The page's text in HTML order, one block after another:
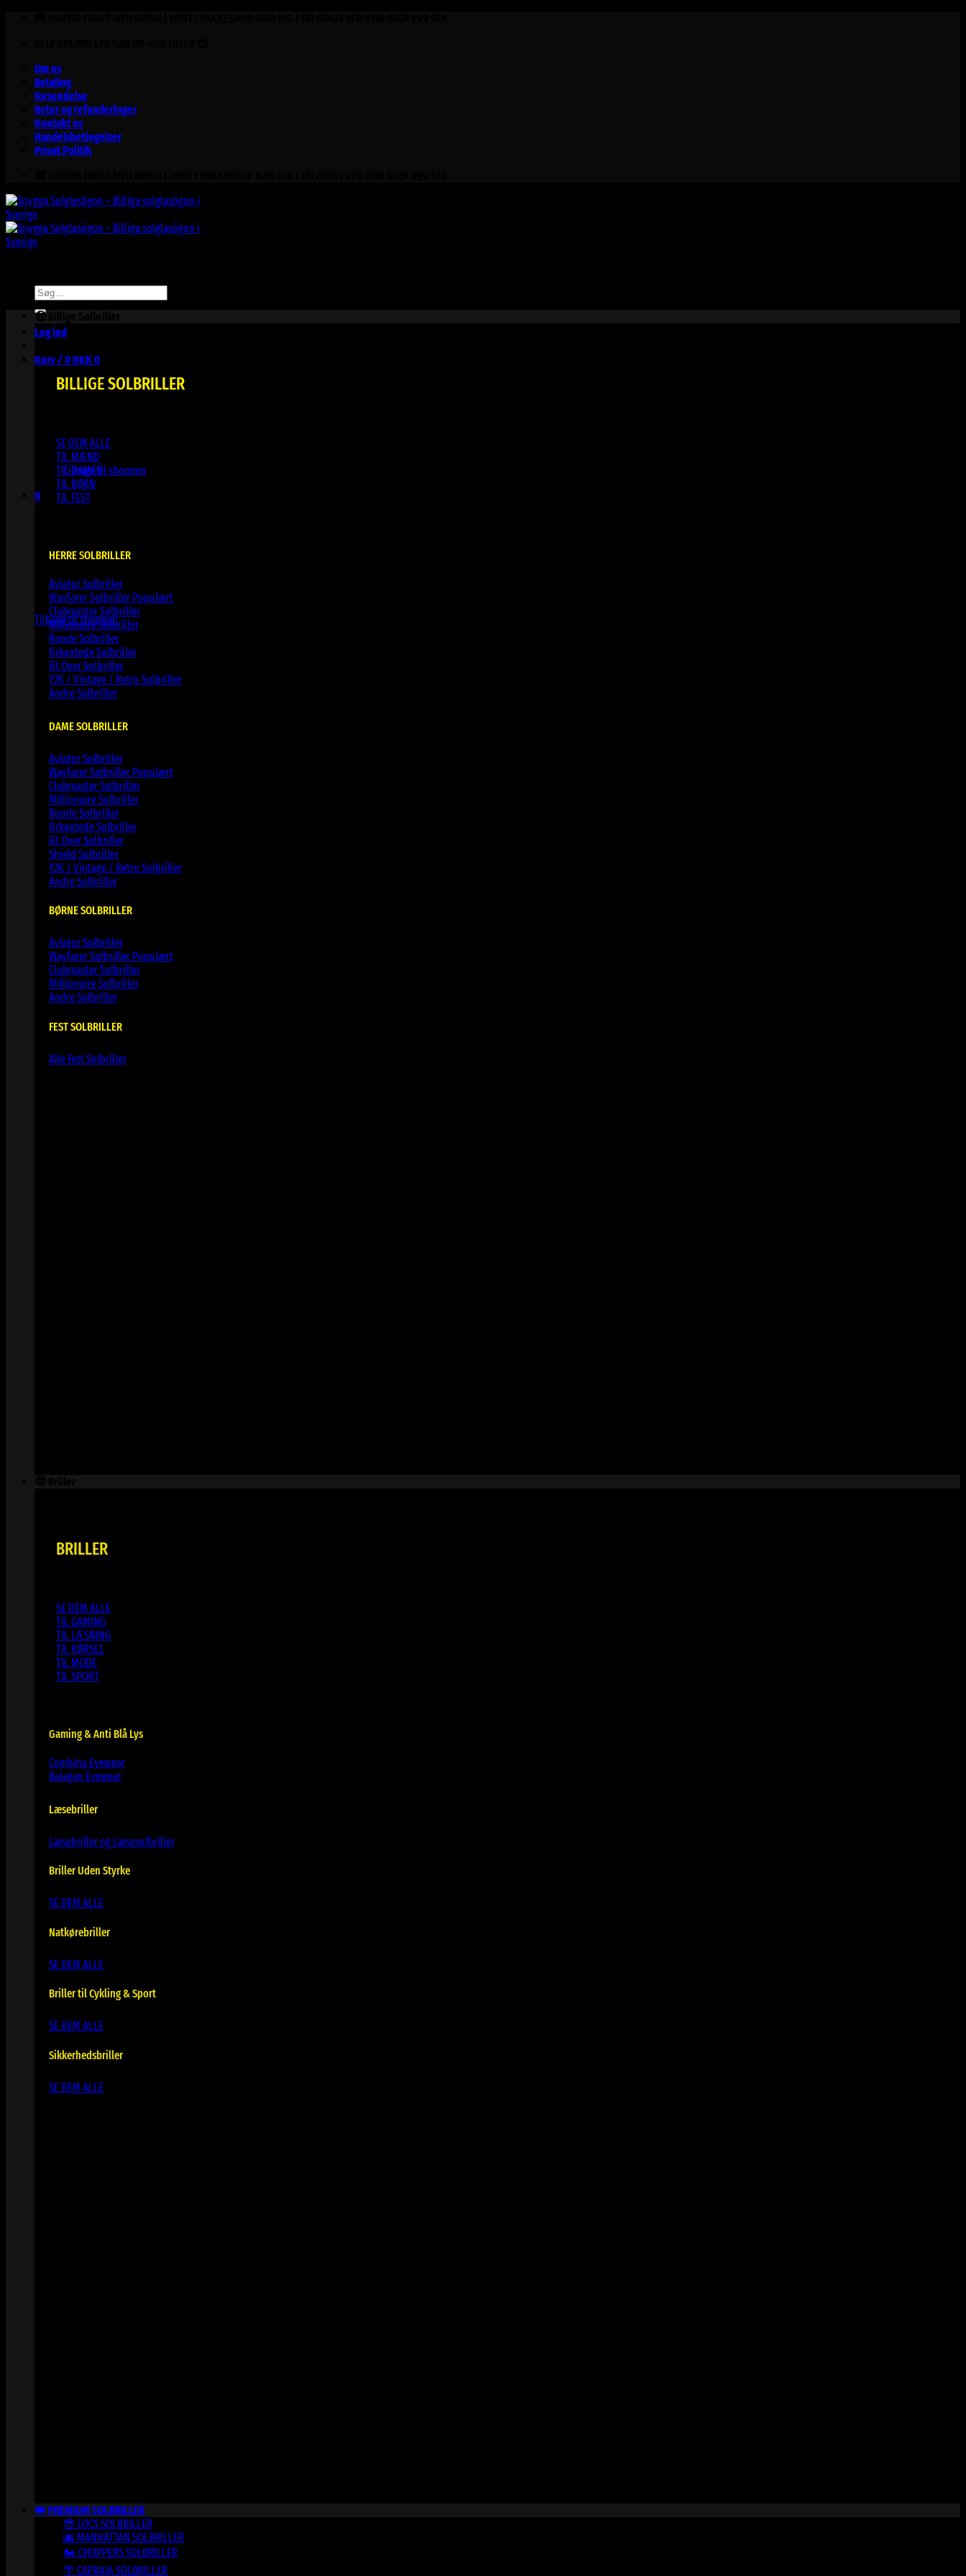
Om os
Betaling
Forsendelse
Retur og refunderinger
Kontakt os
Handelsbetingelser
Privat Politik
Søg
efter:
Log ind
Kurv / 0DKK0
Ingen varer i kurven.
Tilbage til shoppen
0
Ingen varer i kurven.
Tilbage til shoppen
🤑 Billige Solbriller
BILLIGE SOLBRILLER
SE DEM ALLE
TIL MÆND
TIL DAMER
TIL BØRN
TIL FEST
HERRE SOLBRILLER
Aviator Solbriller
Wayfarer Solbriller
Clubmaster Solbriller
Millionaire Solbriller
Runde Solbriller
Firkantede Solbriller
Fit Over Solbriller
Y2K / Vintage / Retro Solbriller
Andre Solbriller
DAME SOLBRILLER
Aviator Solbriller
Wayfarer Solbriller
Clubmaster Solbriller
Millionaire Solbriller
Runde Solbriller
Firkantede Solbriller
Fit Over Solbriller
Shield Solbriller
Y2K / Vintage / Retro Solbriller
Andre Solbriller
BØRNE SOLBRILLER
Aviator Solbriller
Wayfarer Solbriller
Clubmaster Solbriller
Millionaire Solbriller
Andre Solbriller
FEST SOLBRILLER
Alle Fest Solbriller
BRILLER
SE DEM ALLE
TIL GAMING
TIL LÆSNING
TIL KØRSEL
TIL MODE
TIL SPORT
Gaming & Anti Blå Lys
Combina Eyewear
Balagan Eyewear
Læsebriller
Læsebriller og Læsesolbriller
Briller Uden Styrke
SE DEM ALLE
Natkørebriller
SE DEM ALLE
Briller til Cykling & Sport
SE DEM ALLE
Sikkerhedsbriller
SE DEM ALLE
👑 PREMIUM SOLBRILLER
😎 LOCS SOLBRILLER
🌆 MANHATTAN SOLBRILLER
🏍️ CHOPPERS SOLBRILLER
🌴 CAPRAIA SOLBRILLER